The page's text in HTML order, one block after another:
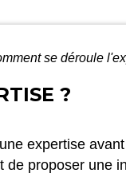
se déroule
?
expertise
de proposer une